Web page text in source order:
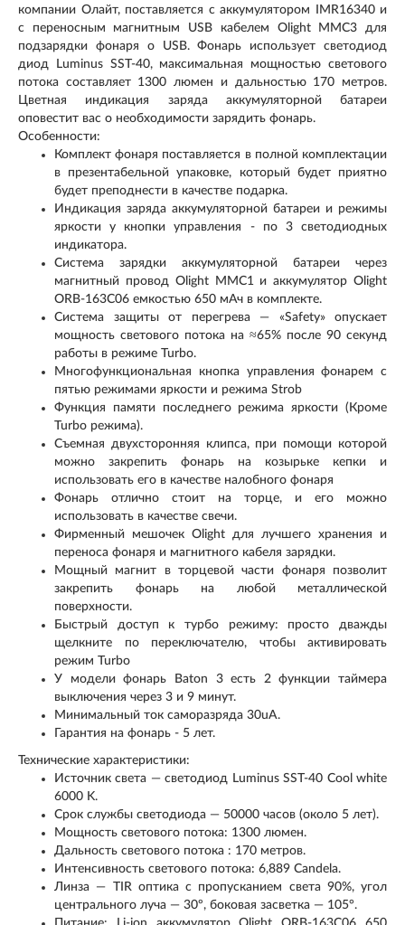
компании Олайт, поставляется с аккумулятором IMR16340 и
с переносным магнитным USB кабелем Olight MMC3 для
подзарядки фонаря о USB. Фонарь использует светодиод
диод Luminus SST-40, максимальная мощностью светового
потока составляет 1300 люмен и дальностью 170 метров.
Цветная индикация заряда аккумуляторной батареи
оповестит вас о необходимости зарядить фонарь.
Особенности:
Комплект фонаря поставляется в полной комплектации
в презентабельной упаковке, который будет приятно
будет преподнести в качестве подарка.
Индикация заряда аккумуляторной батареи и режимы
яркости у кнопки управления - по 3 светодиодных
индикатора.
Система зарядки аккумуляторной батареи через
магнитный провод Olight MMC1 и аккумулятор Olight
ORB-163C06 емкостью 650 мАч в комплекте.
Система защиты от перегрева — «Safety» опускает
мощность светового потока на ≈65% после 90 секунд
работы в режиме Turbo.
Многофункциональная кнопка управления фонарем с
пятью режимами яркости и режима Strob
Функция памяти последнего режима яркости (Кроме
Turbo режима).
Съемная двухсторонняя клипса, при помощи которой
можно закрепить фонарь на козырьке кепки и
использовать его в качестве налобного фонаря
Фонарь отлично стоит на торце, и его можно
использовать в качестве свечи.
Фирменный мешочек Olight для лучшего хранения и
переноса фонаря и магнитного кабеля зарядки.
Мощный магнит в торцевой части фонаря позволит
закрепить фонарь на любой металлической
поверхности.
Быстрый доступ к турбо режиму: просто дважды
щелкните по переключателю, чтобы активировать
режим Turbo
У модели фонарь Baton 3 есть 2 функции таймера
выключения через 3 и 9 минут.
Минимальный ток саморазряда 30uA.
Гарантия на фонарь - 5 лет.
Технические характеристики:
Источник света — светодиод Luminus SST-40 Cool white
6000 K.
Срок службы светодиода — 50000 часов (около 5 лет).
Мощность светового потока: 1300 люмен.
Дальность светового потока : 170 метров.
Интенсивность светового потока: 6,889 Candela.
Линза — TIR оптика с пропусканием света 90%, угол
центрального луча — 30º, боковая засветка — 105°.